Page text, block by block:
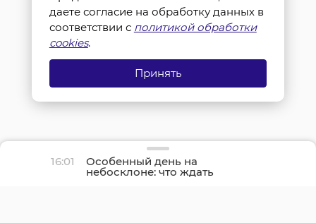
16:01 Особенный день на
небосклоне: что ждать
даете согласие на обработку данных в
соответствии с политикой обработки
cookies.
Принять